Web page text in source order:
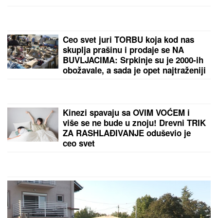
Ceo svet juri TORBU koja kod nas
skuplja prašinu i prodaje se NA
BUVLJACIMA: Srpkinje su je 2000-ih
obožavale, a sada je opet najtraženiji
Kinezi spavaju sa OVIM VOĆEM i
više se ne bude u znoju! Drevni TRIK
ZA RASHLAĐIVANJE oduševio je
ceo svet